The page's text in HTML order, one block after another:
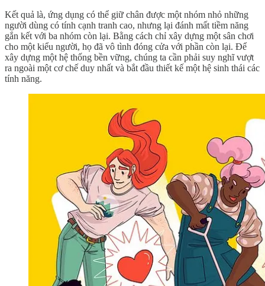
Kết quả là, ứng dụng có thể giữ chân được một nhóm nhỏ những
người dùng có tính cạnh tranh cao, nhưng lại đánh mất tiềm năng
gắn kết với ba nhóm còn lại. Bằng cách chỉ xây dựng một sân chơi
cho một kiểu người, họ đã vô tình đóng cửa với phần còn lại. Để
xây dựng một hệ thống bền vững, chúng ta cần phải suy nghĩ vượt
ra ngoài một cơ chế duy nhất và bắt đầu thiết kế một hệ sinh thái các
tính năng.